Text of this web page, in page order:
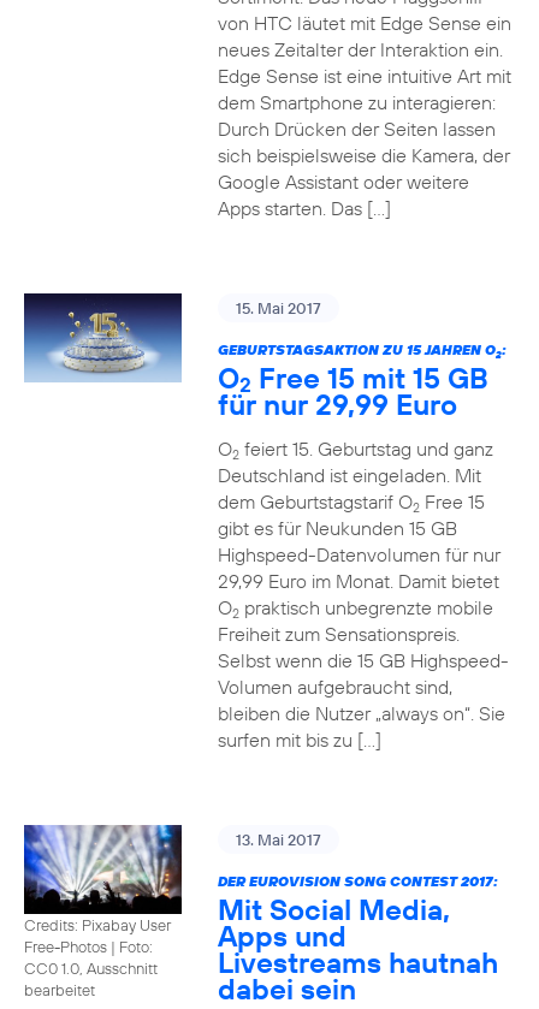
von HTC läutet mit Edge Sense ein
neues Zeitalter der Interaktion ein.
Edge Sense ist eine intuitive Art mit
dem Smartphone zu interagieren:
Durch Drücken der Seiten lassen
sich beispielsweise die Kamera, der
Google Assistant oder weitere
Apps starten. Das […]
15. Mai 2017
GEBURTSTAGSAKTION ZU 15 JAHREN O2:
O2 Free 15 mit 15 GB
für nur 29,99 Euro
O2feiert 15. Geburtstag und ganz
Deutschland ist eingeladen. Mit
dem Geburtstagstarif O2Free 15
gibt es für Neukunden 15 GB
Highspeed-Datenvolumen für nur
29,99 Euro im Monat. Damit bietet
O2praktisch unbegrenzte mobile
Freiheit zum Sensationspreis.
Selbst wenn die 15 GB Highspeed-
Volumen aufgebraucht sind,
bleiben die Nutzer „always on“. Sie
surfen mit bis zu […]
Credits: Pixabay User
Free-Photos | Foto:
CC0 1.0, Ausschnitt
bearbeitet
13. Mai 2017
DER EUROVISION SONG CONTEST 2017:
Mit Social Media,
Apps und
Livestreams hautnah
dabei sein